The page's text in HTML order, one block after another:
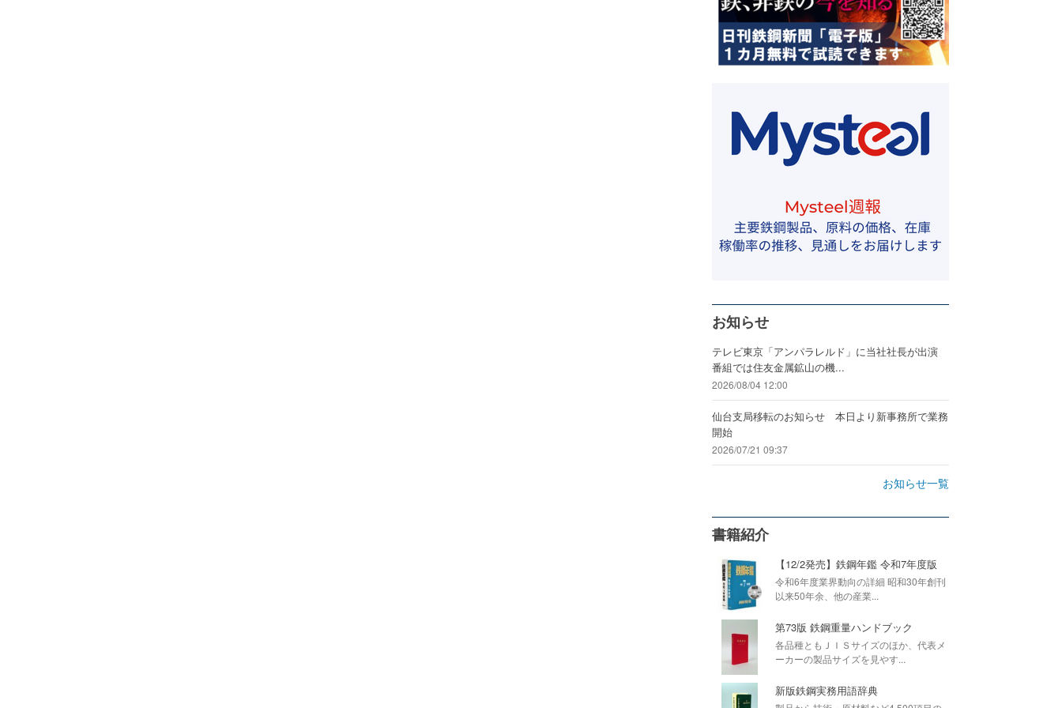
お知らせ
テレビ東京「アンパラレルド」に当社社長が出演
番組では住友金属鉱山の機...
2026/08/04 12:00
仙台支局移転のお知らせ 本日より新事務所で業務
開始
2026/07/21 09:37
お知らせ一覧
書籍紹介
【12/2発売】鉄鋼年鑑 令和7年度版
令和6年度業界動向の詳細 昭和30年創刊
以来50年余、他の産業...
第73版 鉄鋼重量ハンドブック
各品種ともＪＩＳサイズのほか、代表メ
ーカーの製品サイズを見やす...
新版鉄鋼実務用語辞典